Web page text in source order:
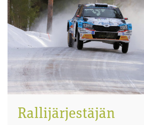
Rallijärjestäjän